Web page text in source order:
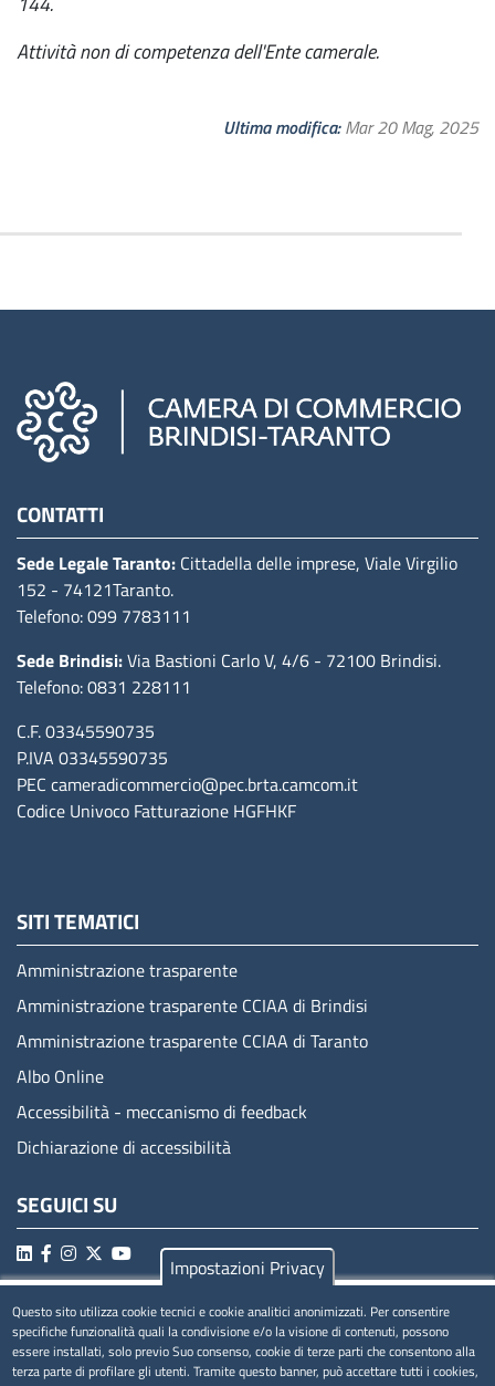
Attività non di competenza dell'Ente camerale.
Ultima modifica Mar 20 Mag, 2025
CONTATTI
Sede Legale Taranto: Cittadella delle imprese, Viale Virgilio
152 - 74121Taranto.
Telefono: 099 7783111
Sede Brindisi:Via Bastioni Carlo V, 4/6 - 72100 Brindisi.
Telefono: 0831 228111
C.F. 03345590735
P.IVA 03345590735
PEC cameradicommercio@pec.brta.camcom.it
Codice Univoco Fatturazione HGFHKF
SITI TEMATICI
Amministrazione trasparente
Amministrazione trasparente CCIAA di Brindisi
Amministrazione trasparente CCIAA di Taranto
Albo Online
Accessibilità - meccanismo di feedback
Dichiarazione di accessibilità
SEGUICI SU
MENÚ PRIVACY
Privacy
Impostazioni Privacy
Questo sito utilizza cookie tecnici e cookie analitici anonimizzati. Per consentire
specifiche funzionalità quali la condivisione e/o la visione di contenuti, possono
essere installati, solo previo Suo consenso, cookie di terze parti che consentono alla
terza parte di profilare gli utenti. Tramite questo banner, può accettare tutti i cookies,